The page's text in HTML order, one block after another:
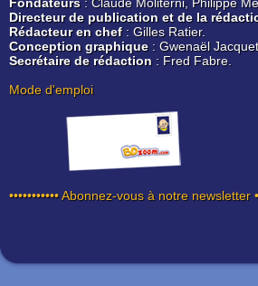
Directeur de publication et de la
Rédacteur en chef: Gilles Ratier.
Conception graphique: Gwenaël
Secrétaire de rédaction : Fred Fabre.
Mode d'emploi
••••••••••• Abonnez-vous à notre newsletter